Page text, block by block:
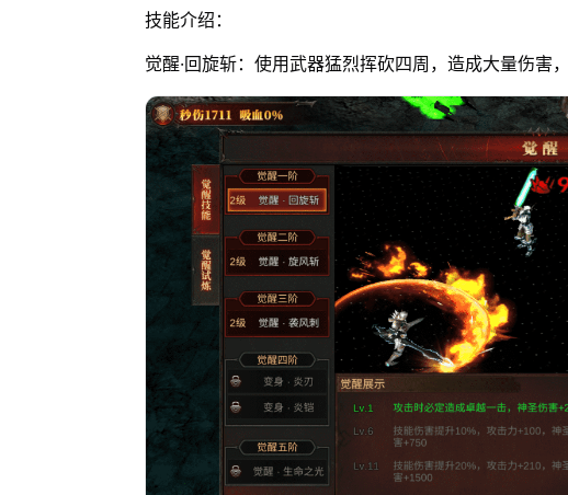
技能介绍：
觉醒·回旋斩：使用武器猛烈挥砍四周，造成大量伤害